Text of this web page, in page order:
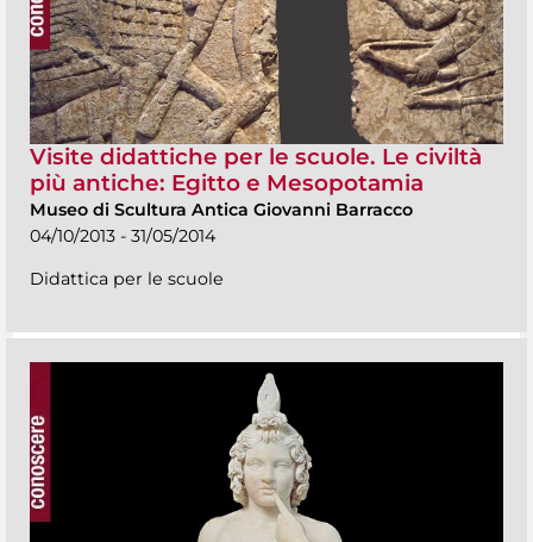
Visite didattiche per le scuole. Le civiltà
più antiche: Egitto e Mesopotamia
Museo di Scultura Antica Giovanni Barracco
04/10/2013 - 31/05/2014
Didattica per le scuole